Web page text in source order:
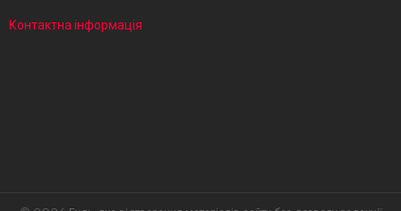
Контактна інформація